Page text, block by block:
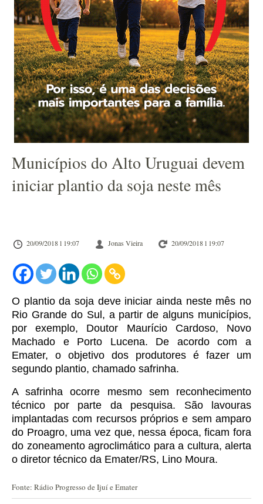
Municípios do Alto Uruguai devem
iniciar plantio da soja neste mês
20/09/2018 l 19:07 Jonas Vieira 20/09/2018 l 19:07
O plantio da soja deve iniciar ainda neste mês no
Rio Grande do Sul, a partir de alguns municípios,
por exemplo, Doutor Maurício Cardoso, Novo
Machado e Porto Lucena. De acordo com a
Emater, o objetivo dos produtores é fazer um
segundo plantio, chamado safrinha.
A safrinha ocorre mesmo sem reconhecimento
técnico por parte da pesquisa. São lavouras
implantadas com recursos próprios e sem amparo
do Proagro, uma vez que, nessa época, ficam fora
do zoneamento agroclimático para a cultura, alerta
o diretor técnico da Emater/RS, Lino Moura.
Fonte: Rádio Progresso de Ijuí e Emater